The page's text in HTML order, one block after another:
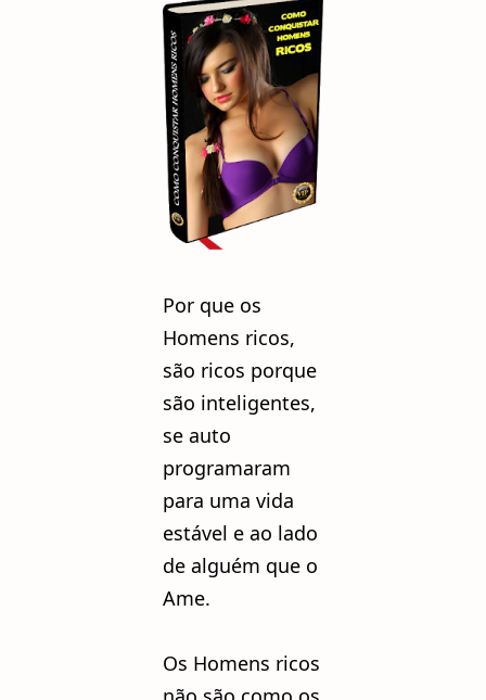
Por que os
Homens ricos,
são ricos porque
são inteligentes,
se auto
programaram
para uma vida
estável e ao lado
de alguém que o
Ame.
Os Homens ricos